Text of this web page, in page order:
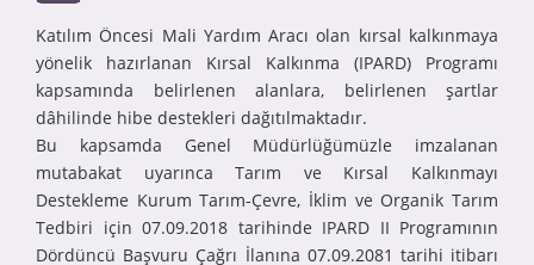
Katılım Öncesi Mali Yardım Aracı olan kırsal kalkınmaya
yönelik hazırlanan Kırsal Kalkınma (IPARD) Programı
kapsamında belirlenen alanlara, belirlenen şartlar
dâhilinde hibe destekleri dağıtılmaktadır.
Bu kapsamda Genel Müdürlüğümüzle imzalanan
mutabakat uyarınca Tarım ve Kırsal Kalkınmayı
Destekleme Kurum Tarım-Çevre, İklim ve Organik Tarım
Tedbiri için 07.09.2018 tarihinde IPARD II Programının
Dördüncü Başvuru Çağrı İlanına 07.09.2081 tarihi itibarı